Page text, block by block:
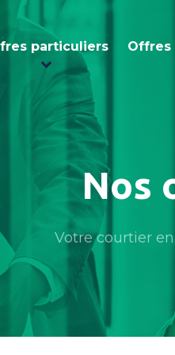
particuliers Offres
Nos
Votre courtier